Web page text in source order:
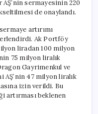
AŞ’nin sermayesinin 220
de onaylandı.
artırımı
Ak Portföy
liradan 100 milyon
75 milyon liralık
Gayrimenkul ve
47 milyon liralık
izin verildi. Bu
artırması beklenen